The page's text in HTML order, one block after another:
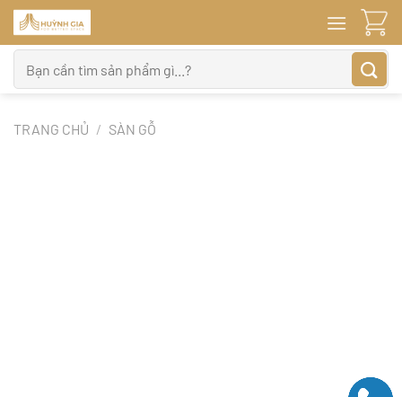
Bỏ
qua
nội
dung
kiếm:
TRANG CHỦ / SÀN GỖ